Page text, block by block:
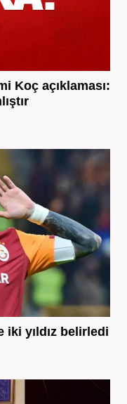
Koç açıklaması:
yıldız belirledi